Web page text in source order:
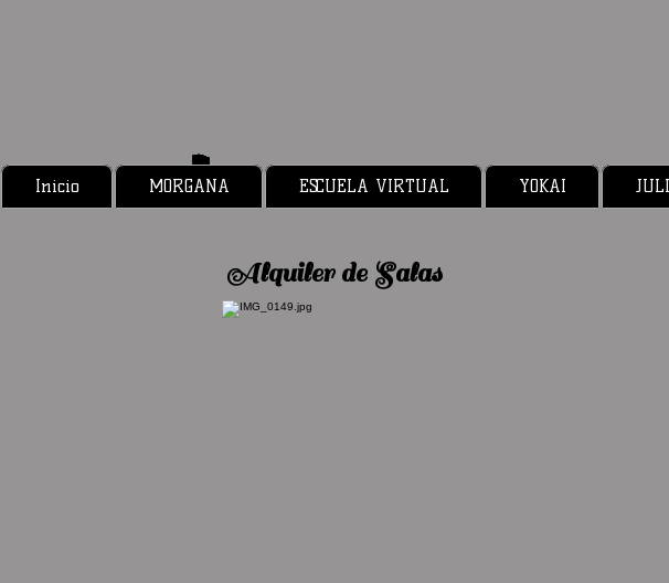
Alquiler de Salas
Inicio MORGANA ESCUELA VIRTUAL YOKAI